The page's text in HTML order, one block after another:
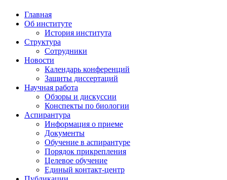
Главная
Об институте
История института
Структура
Сотрудники
Новости
Календарь конференций
Защиты диссертаций
Научная работа
Обзоры и дискуссии
Конспекты по биологии
Аспирантура
Информация о приеме
Документы
Обучение в аспирантуре
Порядок прикрепления
Целевое обучение
Единый контакт-центр